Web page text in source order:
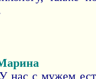
У нас с мужем